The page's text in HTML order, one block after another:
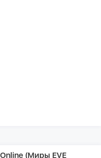
(Миры EVE